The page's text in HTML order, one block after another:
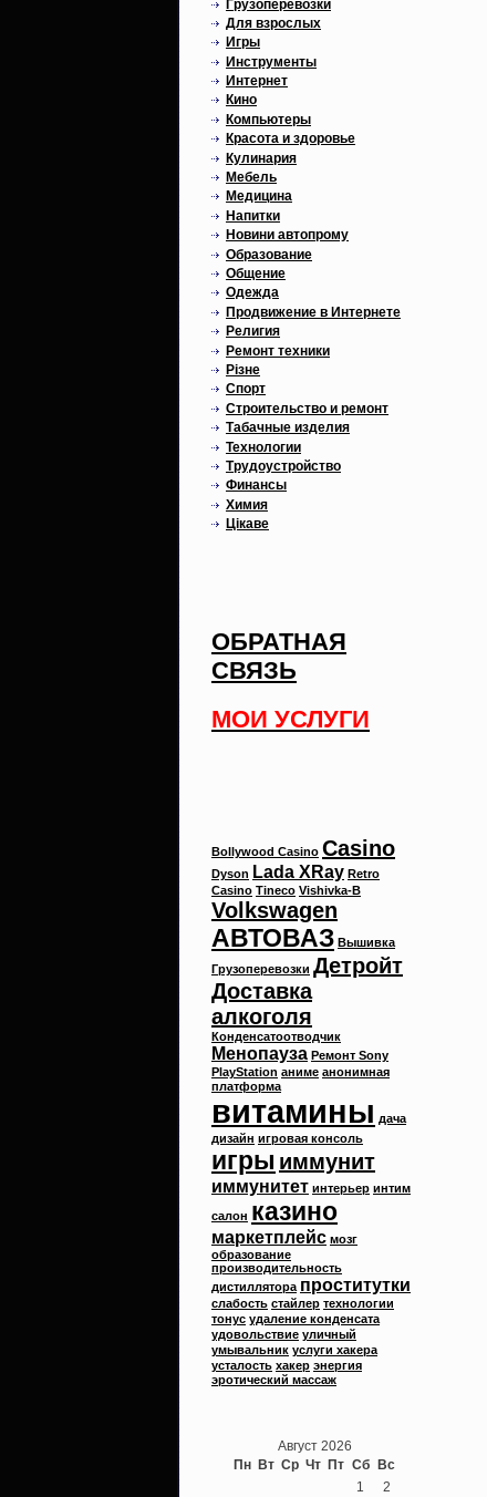
Грузоперевозки
Для взрослых
Игры
Инструменты
Интернет
Кино
Компьютеры
Красота и здоровье
Кулинария
Мебель
Медицина
Напитки
Новини автопрому
Образование
Общение
Одежда
Продвижение в Интернете
Религия
Ремонт техники
Різне
Спорт
Строительство и ремонт
Табачные изделия
Технологии
Трудоустройство
Финансы
Химия
Цікаве
ОБРАТНАЯ
СВЯЗЬ
МОИ УСЛУГИ
Bollywood Casino Casino
Dyson Lada XRay Retro
Casino Tineco Vishivka-B
Volkswagen
АВТОВАЗ Вышивка
Грузоперевозки Детройт
Доставка
алкоголя
Конденсатоотводчик
Менопауза Ремонт Sony
PlayStation аниме анонимная
платформа
витамины дача
дизайн игровая консоль
игры иммунит
иммунитет интерьер интим
салон казино
маркетплейс мозг
образование
производительность
дистиллятора проститутки
слабость стайлер технологии
тонус удаление конденсата
удовольствие уличный
умывальник услуги хакера
усталость хакер энергия
эротический массаж
Август 2026
Пн Вт Ср Чт Пт Сб
Вс
1
2